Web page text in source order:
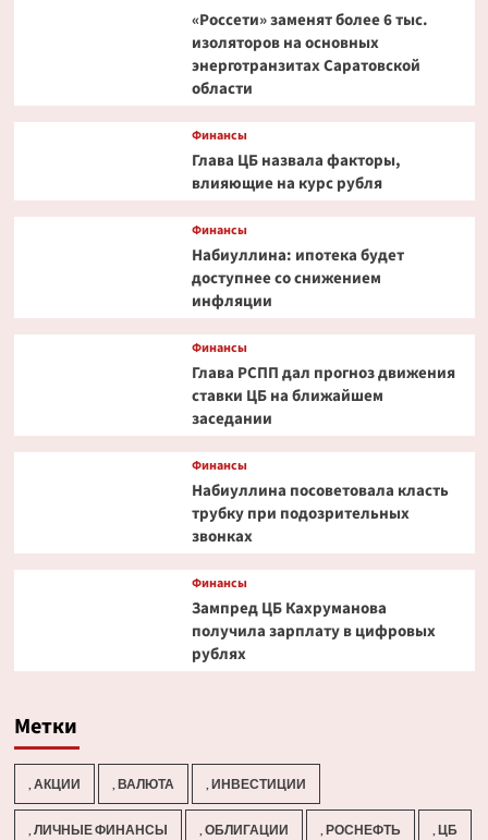
«Россети» заменят более 6 тыс.
изоляторов на основных
энерготранзитах Саратовской
области
Финансы
Глава ЦБ назвала факторы,
влияющие на курс рубля
Финансы
Набиуллина: ипотека будет
доступнее со снижением
инфляции
Финансы
Глава РСПП дал прогноз движения
ставки ЦБ на ближайшем
заседании
Финансы
Набиуллина посоветовала класть
трубку при подозрительных
звонках
Финансы
Зампред ЦБ Кахруманова
получила зарплату в цифровых
рублях
Метки
, АКЦИИ , ВАЛЮТА , ИНВЕСТИЦИИ
, ЛИЧНЫЕ ФИНАНСЫ , ОБЛИГАЦИИ , РОСНЕФТЬ , ЦБ